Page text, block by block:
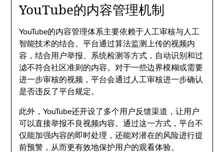
YouTube的内容管理机制
YouTube的内容管理体系主要依赖于人工审核与人工
智能技术的结合。平台通过算法监测上传的视频内
容，结合用户举报、系统检测等方式，自动识别和过
滤不符合社区准则的内容。对于一些边界模糊或需要
进一步审核的视频，平台会通过人工审核进一步确认
是否违反了平台规定。
此外，YouTube还开设了多个用户反馈渠道，让用户
可以直接举报不良视频内容。通过这一方式，平台不
仅能加强内容的即时处理，还能对潜在的风险进行提
前预警，从而更有效地保护用户的观看体验。